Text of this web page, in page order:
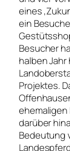
eines
ein
Besucher
halben
Projektes.
darüber
Bedeutung